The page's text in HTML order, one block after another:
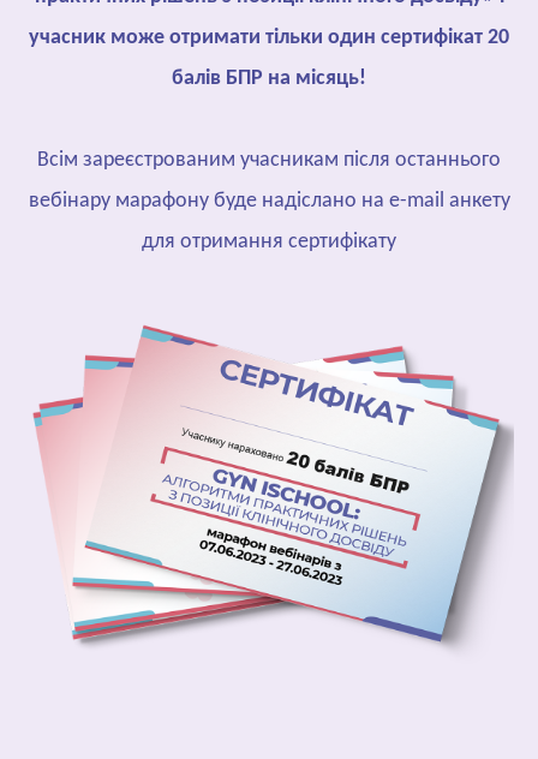
учасник може отримати тільки один сертифікат 20
балів БПР на місяць!
Всім зареєстрованим учасникам після останнього
вебінару марафону буде надіслано на e-mail анкету
для отримання сертифікату